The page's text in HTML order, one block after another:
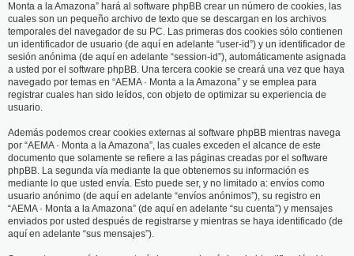
Monta a la Amazona” hará al software phpBB crear un número de cookies, las
cuales son un pequeño archivo de texto que se descargan en los archivos
temporales del navegador de su PC. Las primeras dos cookies sólo contienen
un identificador de usuario (de aquí en adelante “user-id”) y un identificador de
sesión anónima (de aquí en adelante “session-id”), automáticamente asignada
a usted por el software phpBB. Una tercera cookie se creará una vez que haya
navegado por temas en “AEMA · Monta a la Amazona” y se emplea para
registrar cuales han sido leídos, con objeto de optimizar su experiencia de
usuario.
Además podemos crear cookies externas al software phpBB mientras navega
por “AEMA · Monta a la Amazona”, las cuales exceden el alcance de este
documento que solamente se refiere a las páginas creadas por el software
phpBB. La segunda vía mediante la que obtenemos su información es
mediante lo que usted envía. Esto puede ser, y no limitado a: envíos como
usuario anónimo (de aquí en adelante “envíos anónimos”), su registro en
“AEMA · Monta a la Amazona” (de aquí en adelante “su cuenta”) y mensajes
enviados por usted después de registrarse y mientras se haya identificado (de
aquí en adelante “sus mensajes”).